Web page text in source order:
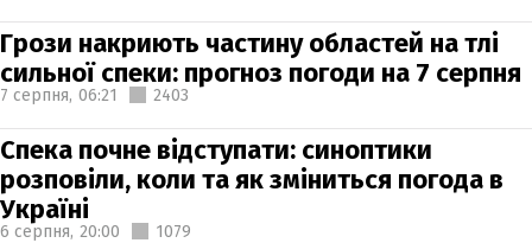
Грози накриють частину областей на тлі
сильної спеки: прогноз погоди на 7 серпня
7 серпня, 06:21 2403
Спека почне відступати: синоптики
розповіли, коли та як зміниться погода в
Україні
6 серпня, 20:00 1079